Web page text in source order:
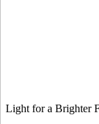
Light for a Brighter